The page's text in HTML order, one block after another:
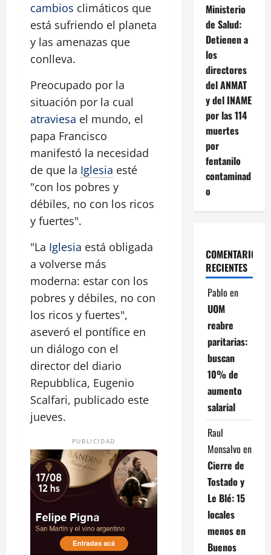
cambios climáticos que
está sufriendo el planeta
y las amenazas que
conlleva.
Preocupado por la
situación por la cual
atraviesa el mundo, el
papa Francisco
manifestó la necesidad
de que la Iglesia esté
"con los pobres y
débiles, no con los ricos
y fuertes".
"La Iglesia está obligada
a volverse más
moderna: estar con los
pobres y débiles, no con
los ricos y fuertes",
aseveró el pontífice en
un diálogo con el
director del diario
Repubblica, Eugenio
Scalfari, publicado este
jueves.
PUBLICIDAD
Ministerio
de Salud:
Detienen a
los
directores
del ANMAT
y del INAME
por las 114
muertes
por
fentanilo
contaminad
o
COMENTARIOS
RECIENTES
Pablo en
UOM
reabre
paritarias:
buscan
10% de
aumento
salarial
Raul
Monsalvo en
Cierre de
Tostado y
Le Blé: 15
locales
menos en
Buenos